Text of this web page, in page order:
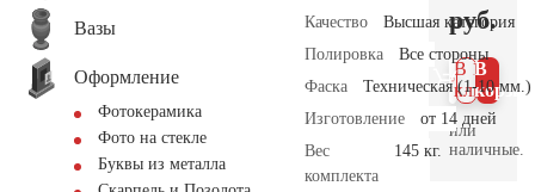
Вазы
Оформление
Фотокерамика
Фото на стекле
Буквы из металла
Качество
Высшая категория
Полировка
Все стороны
Фаска
Техническая (1-10 мм.)
Изготовление
от 14 дней
Вес
комплекта
145 кг.
руб.
В
В 1
клик
или
наличные.